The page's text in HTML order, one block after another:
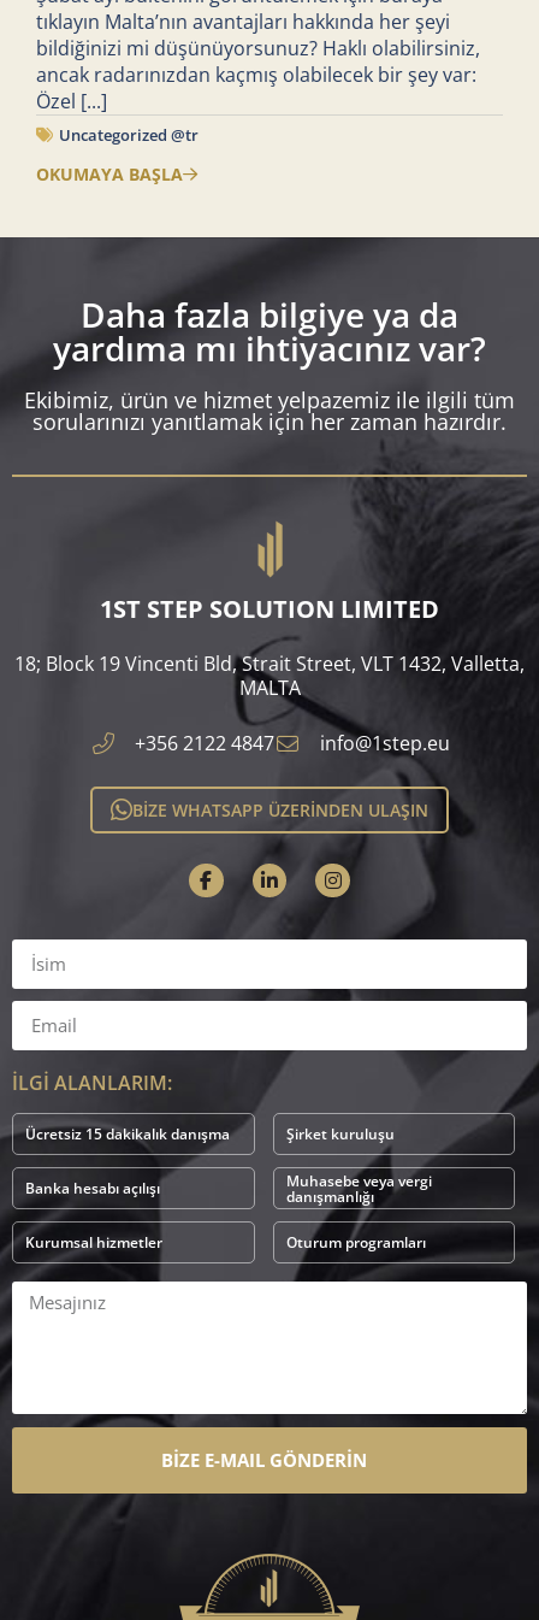
tıklayın Malta’nın avantajları hakkında her şeyi
bildiğinizi mi düşünüyorsunuz? Haklı olabilirsiniz,
ancak radarınızdan kaçmış olabilecek bir şey var:
Özel [...]
Uncategorized @tr
OKUMAYA BAŞLA
Daha fazla bilgiye ya da
yardıma mı ihtiyacınız var?
Ekibimiz, ürün ve hizmet yelpazemiz ile ilgili tüm
sorularınızı yanıtlamak için her zaman hazırdır.
1ST STEP SOLUTION LIMITED
18; Block 19 Vincenti Bld, Strait Street, VLT 1432, Valletta,
MALTA​
+356 2122 4847 info@1step.eu
BİZE WHATSAPP ÜZERİNDEN ULAŞIN
İLGİ ALANLARIM:
Ücretsiz 15 dakikalık danışma Şirket kuruluşu
Banka hesabı açılışı Muhasebe veya vergi
danışmanlığı
Kurumsal hizmetler Oturum programları
BİZE E-MAIL GÖNDERİN